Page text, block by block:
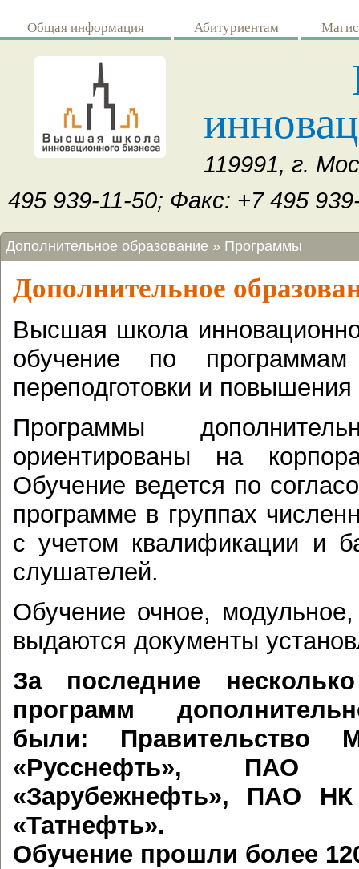
Общая информация Абитуриентам
119991, г.
495 939-11-50; Факс: +7 495
Вы здесь
Дополнительное образование » Программы
Дополнительное
Высшая школа
обучение по программам
переподготовки и
Программы
ориентированы на
Обучение ведется по
программе в группах
с учетом квалификации и
слушателей.
Обучение очное,
выдаются документы
За последние
программ
были:
«Русснефть», ПАО
«Зарубежнефть», ПАО
«Татнефть».
Обучение прошли более